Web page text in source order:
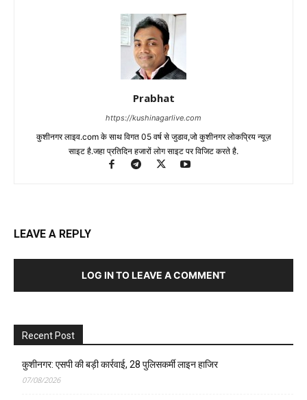
Prabhat
https://kushinagarlive.com
कुशीनगर लाइव.com के साथ विगत 05 वर्ष से जुडाव,जो कुशीनगर लोकप्रिय न्यूज़
साइट है.जहा प्रतिदिन हजारों लोग साइट पर विजिट करते है.
LEAVE A REPLY
LOG IN TO LEAVE A COMMENT
Recent Post
कुशीनगर: एसपी की बड़ी कार्रवाई, 28 पुलिसकर्मी लाइन हाजिर
07/08/2026